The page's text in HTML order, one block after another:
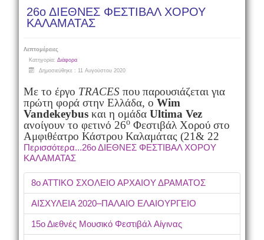
26ο ΔΙΕΘΝΕΣ ΦΕΣΤΙΒΑΛ ΧΟΡΟΥ
ΚΑΛΑΜΑΤΑΣ
Λεπτομέρειες
Κατηγορία: Διάφορα
Δημοσιεύθηκε : 11 Αυγούστου 2020
Με το έργο TRACES που παρουσιάζεται για
πρώτη φορά στην Ελλάδα, ο Wim
Vandekeybusκαι η ομάδα Ultima Vez
ανοίγουν το φετινό 26οΦεστιβάλ Χορού στο
Aμφιθέατρο Κάστρου Καλαμάτας (21& 22
Περισσότερα...26ο ΔΙΕΘΝΕΣ ΦΕΣΤΙΒΑΛ ΧΟΡΟΥ
ΚΑΛΑΜΑΤΑΣ
8ο ΑΤΤΙΚΟ ΣΧΟΛΕΙΟ ΑΡΧΑΙΟΥ ΔΡΑΜΑΤΟΣ
ΑΙΣΧΥΛΕΙΑ 2020–ΠΑΛΑΙΟ ΕΛΑΙΟΥΡΓΕΙΟ
15ο Διεθνές Μουσικό Φεστιβάλ Αίγινας